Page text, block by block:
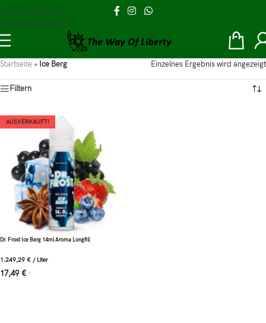
Skip to navigation
Skip to main content
Startseite » Ice Berg Einzelnes Ergebnis wird angezeigt
Filtern
AUSVERKAUFT!
Dr. Frost Ice Berg 14ml Aroma Longfill
1.249,29 € / Liter
17,49 € *